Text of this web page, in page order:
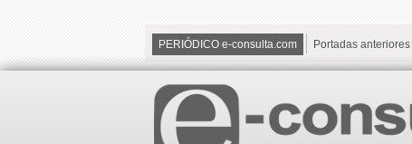
PERIÓDICO e-consulta.com Portadas anteriores